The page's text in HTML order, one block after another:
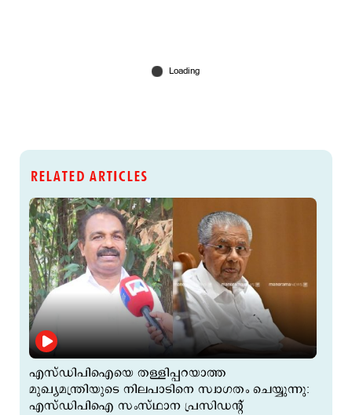
RELATED ARTICLES
എസ്ഡിപിഐയെ തള്ളിപ്പറയാത്ത
മുഖ്യമന്ത്രിയുടെ നിലപാടിനെ സ്വാഗതം ചെയ്യുന്നു:
എസ്ഡിപിഐ സംസ്ഥാന പ്രസിഡന്റ്